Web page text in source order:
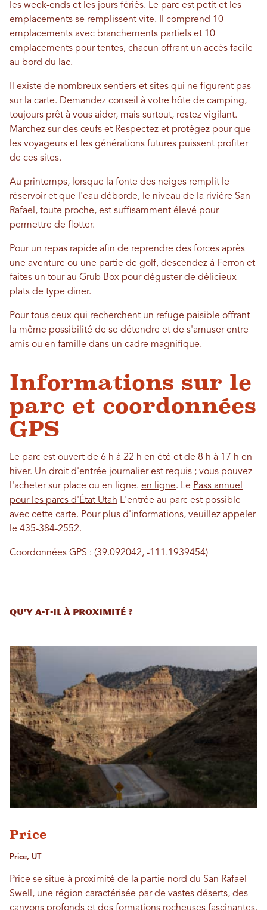
les week-ends et les jours fériés. Le parc est petit et les
emplacements se remplissent vite. Il comprend 10
emplacements avec branchements partiels et 10
emplacements pour tentes, chacun offrant un accès facile
au bord du lac.
Il existe de nombreux sentiers et sites qui ne figurent pas
sur la carte. Demandez conseil à votre hôte de camping,
toujours prêt à vous aider, mais surtout, restez vigilant.
Marchez sur des œufs et Respectez et protégez pour que
les voyageurs et les générations futures puissent profiter
de ces sites.
Au printemps, lorsque la fonte des neiges remplit le
réservoir et que l'eau déborde, le niveau de la rivière San
Rafael, toute proche, est suffisamment élevé pour
permettre de flotter.
Pour un repas rapide afin de reprendre des forces après
une aventure ou une partie de golf, descendez à Ferron et
faites un tour au Grub Box pour déguster de délicieux
plats de type diner.
Pour tous ceux qui recherchent un refuge paisible offrant
la même possibilité de se détendre et de s'amuser entre
amis ou en famille dans un cadre magnifique.
Informations sur le
parc et coordonnées
GPS
Le parc est ouvert de 6 h à 22 h en été et de 8 h à 17 h en
hiver. Un droit d'entrée journalier est requis ; vous pouvez
l'acheter sur place ou en ligne. en ligne. Le Pass annuel
pour les parcs d'État Utah L'entrée au parc est possible
avec cette carte. Pour plus d'informations, veuillez appeler
le 435-384-2552.
Coordonnées GPS : (39.092042, -111.1939454)
Qu'y a-t-il à proximité ?
Price
Price, UT
Price se situe à proximité de la partie nord du San Rafael
Swell, une région caractérisée par de vastes déserts, des